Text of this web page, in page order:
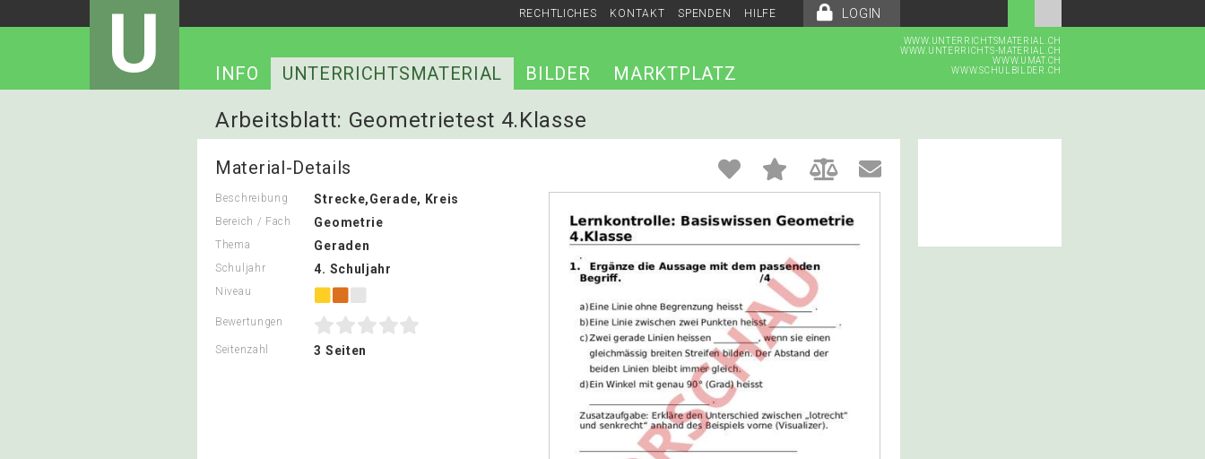
LOGIN
RECHTLICHES KONTAKT SPENDEN HILFE
U
WWW.UNTERRICHTSMATERIAL.CH
WWW.UNTERRICHTS-MATERIAL.CH
WWW.UMAT.CH
WWW.SCHULBILDER.CH
INFO UNTERRICHTSMATERIAL BILDER MARKTPLATZ
Arbeitsblatt: Geometrietest 4.Klasse
Material-Details
Beschreibung Strecke,Gerade, Kreis
Bereich / Fach Geometrie
Thema Geraden
Schuljahr 4. Schuljahr
Niveau
Bewertungen
Seitenzahl 3 Seiten